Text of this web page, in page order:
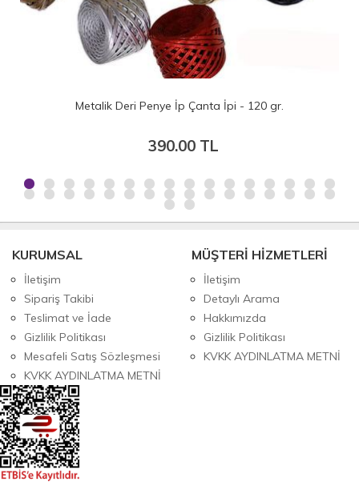
İp Çanta İpi - 120 gr. 100 No Siyah
KURUMSAL
İletişim
Sipariş Takibi
Teslimat ve İade
Gizlilik Politikası
Mesafeli Satış Sözleşmesi
KVKK AYDINLATMA METNİ
MÜŞTERİ HİZMETLERİ
İletişim
Detaylı Arama
Hakkımızda
Gizlilik Politikası
KVKK AYDINLATMA METNİ